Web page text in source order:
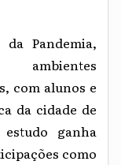
Pandemia,
ambientes
com alunos e
da cidade de
ganha
como